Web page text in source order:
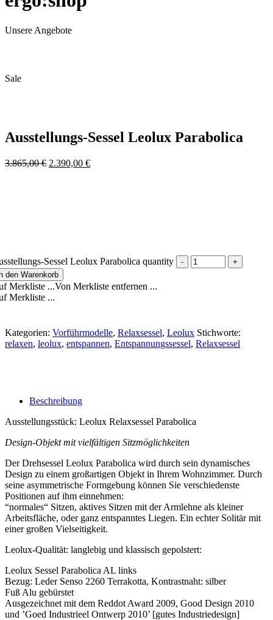
Unsere Angebote
Sale
Ausstellungs-Sessel Leolux Parabolica
3.865,00€ 2.390,00 €
Sessel Leolux Parabolica quantity
den Warenkorb
Merkliste ...Von Merkliste entfernen ...
Merkliste ...
Kategorien: Vorführmodelle, Relaxsessel, Leolux Stichworte:
relaxen, leolux, entspannen, Entspannungssessel, Relaxsessel
Beschreibung
Ausstellungsstück: Leolux Relaxsessel Parabolica
Design-Objekt mit vielfältigen Sitzmöglichkeiten
Der Drehsessel Leolux Parabolica wird durch sein dynamisches
Design zu einem großartigen Objekt in Ihrem Wohnzimmer. Durch
seine asymmetrische Formgebung können Sie verschiedenste
Positionen auf ihm einnehmen:
“normales“ Sitzen, aktives Sitzen mit der Armlehne als kleiner
Arbeitsfläche, oder ganz entspanntes Liegen. Ein echter Solitär mit
einer großen Vielseitigkeit.
Leolux-Qualität: langlebig und klassisch gepolstert:
Leolux Sessel Parabolica AL links
Bezug: Leder Senso 2260 Terrakotta, Kontrastnaht: silber
Fuß Alu gebürstet
Ausgezeichnet mit dem Reddot Award 2009, Good Design 2010
und ’Goed Industrieel Ontwerp 2010’ [gutes Industriedesign]